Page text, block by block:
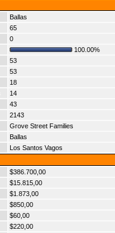
Ballas
65
0
100.00%
53
53
18
14
43
2143
Grove Street Families
Ballas
Los Santos Vagos
$386.700,00
$15.815,00
$1.873,00
$850,00
$60,00
$220,00